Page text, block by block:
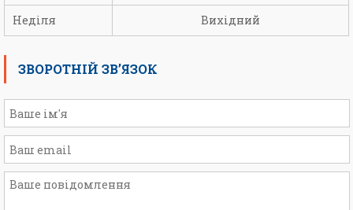
Неділя Вихідний
ЗВОРОТНІЙ ЗВ’ЯЗОК